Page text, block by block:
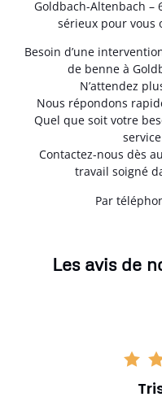
Goldbach-Altenbach –
sérieux pour vous
Besoin d’une
de benne à
N’attendez
Nous répondons
Quel que soit votre
Contactez-nous dès
travail soigné
Par
Les avis de